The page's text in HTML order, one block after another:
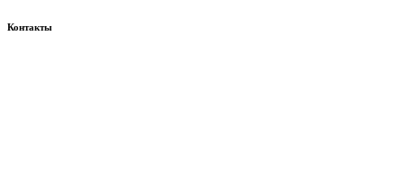
Контакты